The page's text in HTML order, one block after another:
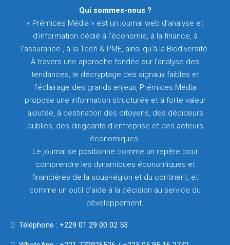
Qui sommes-nous ?
« Prémices Média » est un journal web d’analyse et
d’information dédié à l’économie, à la finance, à
l’assurance , à la Tech & PME, ainsi qu’à la Biodiversité.
À travers une approche fondée sur l’analyse des
tendances, le décryptage des signaux faibles et
l’éclairage des grands enjeux, Prémices Média
propose une information structurée et à forte valeur
ajoutée, à destination des citoyens, des décideurs
publics, des dirigeants d’entreprise et des acteurs
économiques.
Le journal se positionne comme un repère pour
comprendre les dynamiques économiques et
financières de la sous-région et du continent, et
comme un outil d’aide à la décision au service du
développement.
Téléphone : +229 01 29 00 02 53